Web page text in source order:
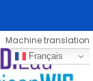
Machine translation
Français